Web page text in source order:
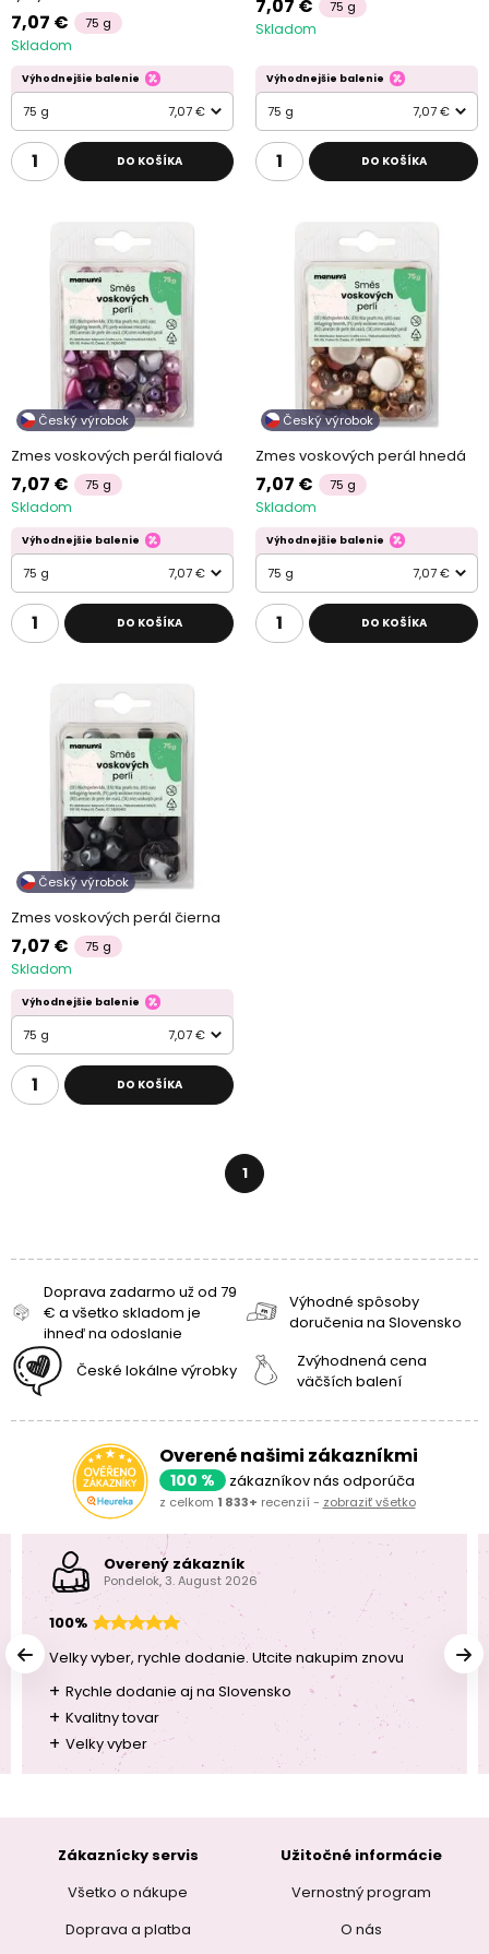
7,07 € 75 g
Skladom
Výhodnejšie balenie
75 g 7,07 €
DO KOŠÍKA
7,07 € 75 g
Skladom
Výhodnejšie balenie
75 g 7,07 €
DO KOŠÍKA
Český výrobok
Zmes voskových perál fialová
7,07 € 75 g
Skladom
Výhodnejšie balenie
75 g 7,07 €
DO KOŠÍKA
Český výrobok
Zmes voskových perál hnedá
7,07 € 75 g
Skladom
Výhodnejšie balenie
75 g 7,07 €
DO KOŠÍKA
Český výrobok
Zmes voskových perál čierna
7,07 € 75 g
Skladom
Výhodnejšie balenie
75 g 7,07 €
DO KOŠÍKA
1
Doprava zadarmo už od 79
€ a všetko skladom je
ihneď na odoslanie
Výhodné spôsoby
doručenia na Slovensko
České lokálne výrobky
Zvýhodnená cena
väčších balení
Overené našimi zákazníkmi
100 % zákazníkov nás odporúča
z celkom 1 833+ recenzií - zobraziť všetko
Overený zákazník
Pondelok, 3. August 2026
100%
Velky vyber, rychle dodanie. Utcite nakupim znovu
+ Rychle dodanie aj na Slovensko
+ Kvalitny tovar
+ Velky vyber
Zákaznícky servis
Všetko o nákupe
Doprava a platba
Užitočné informácie
Vernostný program
O nás